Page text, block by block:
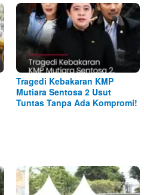
Tragedi Kebakaran KMP
Mutiara Sentosa 2 Usut
Tuntas Tanpa Ada Kompromi!